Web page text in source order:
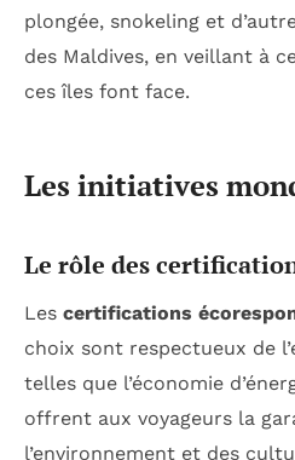
plongée, snokeling et
des Maldives, en veillant à
ces îles font face.
Les initiatives
Le rôle des
Les certifications
choix sont respectueux de
telles que l’économie
offrent aux voyageurs la
l’environnement et des